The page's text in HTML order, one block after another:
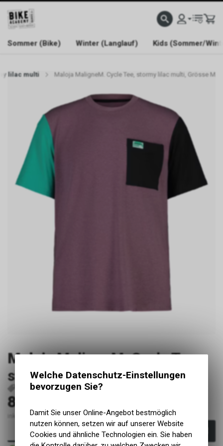
WELCOME TO BIKE ACADEMY
Sommer (Bike) Winter (Langlauf) Kids (Sommer/
lilac multi Maloja MaligneM. Cycle Tee, stormy lilac multi, Grösse M
Maloja MaligneM. Cycle Tee,
stormy lilac multi, Grösse M
P40492 41235-1266-M 4069211124246
80.00
inkl. MwSt., zzgl. Versandkosten
In den Warenkorb
Welche Datenschutz-Einstellungen
bevorzugen Sie?
Damit Sie unser Online-Angebot bestmöglich
nutzen können, setzen wir auf unserer Website
Cookies und ähnliche Technologien ein. Sie haben